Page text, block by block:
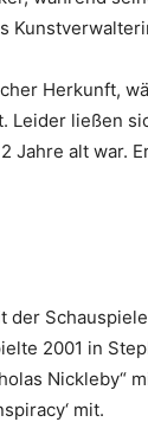
Herkunft,
Leider ließen
Jahre alt war.
der
2001 in
Nickleby“
mit.